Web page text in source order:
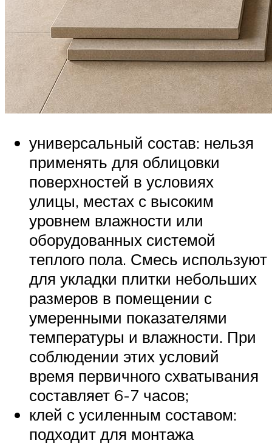
универсальный состав: нельзя
применять для облицовки
поверхностей в условиях
улицы, местах с высоким
уровнем влажности или
оборудованных системой
теплого пола. Смесь используют
для укладки плитки небольших
размеров в помещении с
умеренными показателями
температуры и влажности. При
соблюдении этих условий
время первичного схватывания
составляет 6-7 часов;
клей с усиленным составом:
подходит для монтажа